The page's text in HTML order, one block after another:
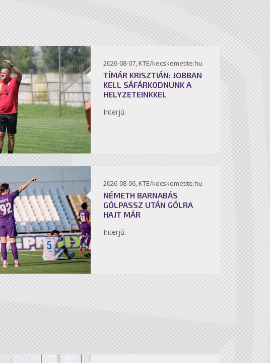
2026-08-07, KTE/kecskemetite.hu
TÍMÁR KRISZTIÁN: JOBBAN
KELL SÁFÁRKODNUNK A
HELYZETEINKKEL
Interjú.
2026-08-06, KTE/kecskemetite.hu
NÉMETH BARNABÁS
GÓLPASSZ UTÁN GÓLRA
HAJT MÁR
Interjú.